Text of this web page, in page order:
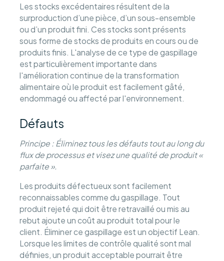
Les stocks excédentaires résultent de la
surproduction d’une pièce, d’un sous-ensemble
ou d’un produit fini. Ces stocks sont présents
sous forme de stocks de produits en cours ou de
produits finis. L'analyse de ce type de gaspillage
est particulièrement importante dans
l'amélioration continue de la transformation
alimentaire où le produit est facilement gâté,
endommagé ou affecté par l'environnement.
Défauts
Principe : Éliminez tous les défauts tout au long du
flux de processus et visez une qualité de produit «
parfaite ».
Les produits défectueux sont facilement
reconnaissables comme du gaspillage. Tout
produit rejeté qui doit être retravaillé ou mis au
rebut ajoute un coût au produit total pour le
client. Éliminer ce gaspillage est un objectif Lean.
Lorsque les limites de contrôle qualité sont mal
définies, un produit acceptable pourrait être